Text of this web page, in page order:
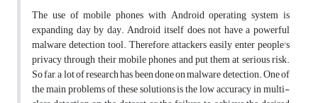
The use of mobile phones with Android operating system is
expanding day by day. Android itself does not have a powerful
malware detection tool. Therefore, attackers easily enter people's
privacy through their mobile phones and put them at serious risk.
So far, a lot of research has been done on malware detection. One of
the main problems of these solutions is the low accuracy in multi-